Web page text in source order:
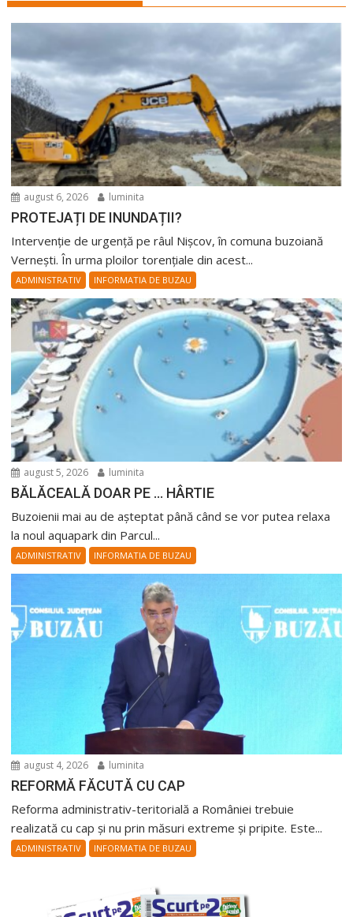
august 6, 2026 luminita
PROTEJAȚI DE INUNDAȚII?
Intervenție de urgență pe râul Nișcov, în comuna buzoiană
Vernești. În urma ploilor torențiale din acest...
ADMINISTRATIV INFORMATIA DE BUZAU
august 5, 2026 luminita
BĂLĂCEALĂ DOAR PE … HÂRTIE
Buzoienii mai au de așteptat până când se vor putea relaxa
la noul aquapark din Parcul...
ADMINISTRATIV INFORMATIA DE BUZAU
august 4, 2026 luminita
REFORMĂ FĂCUTĂ CU CAP
Reforma administrativ-teritorială a României trebuie
realizată cu cap și nu prin măsuri extreme și pripite. Este...
ADMINISTRATIV INFORMATIA DE BUZAU